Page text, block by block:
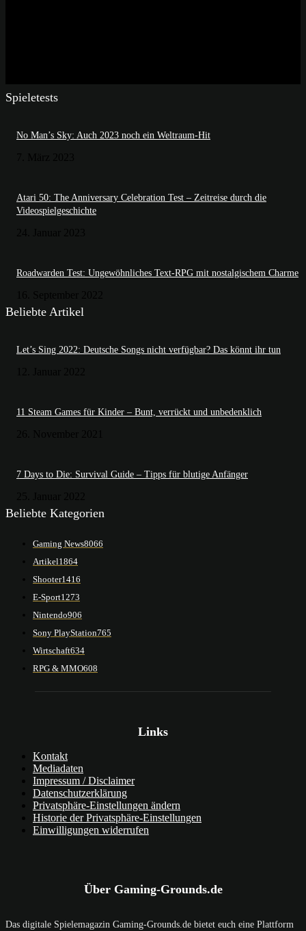
Spieletests
No Man’s Sky: Auch 2023 noch ein Weltraum-Hit
Atari 50: The Anniversary Celebration Test – Zeitreise durch die
Videospielgeschichte
Roadwarden Test: Ungewöhnliches Text-RPG mit nostalgischem Charme
Beliebte Artikel
Let’s Sing 2022: Deutsche Songs nicht verfügbar? Das könnt ihr tun
11 Steam Games für Kinder – Bunt, verrückt und unbedenklich
7 Days to Die: Survival Guide – Tipps für blutige Anfänger
Beliebte Kategorien
Gaming News8066
Artikel1864
Shooter1416
E-Sport1273
Nintendo906
Sony PlayStation765
Wirtschaft634
RPG & MMO608
Links
Kontakt
Mediadaten
Impressum / Disclaimer
Datenschutzerklärung
Privatsphäre-Einstellungen ändern
Historie der Privatsphäre-Einstellungen
Einwilligungen widerrufen
Über Gaming-Grounds.de
Das digitale Spielemagazin Gaming-Grounds.de bietet euch eine Plattform